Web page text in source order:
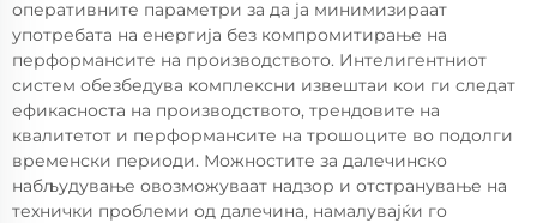
оперативните параметри за да ја минимизираат
употребата на енергија без компромитирање на
перформансите на производството. Интелигентниот
систем обезбедува комплексни извештаи кои ги следат
ефикасноста на производството, трендовите на
квалитетот и перформансите на трошоците во подолги
временски периоди. Можностите за далечинско
набљудување овозможуваат надзор и отстранување на
технички проблеми од далечина, намалувајќи го